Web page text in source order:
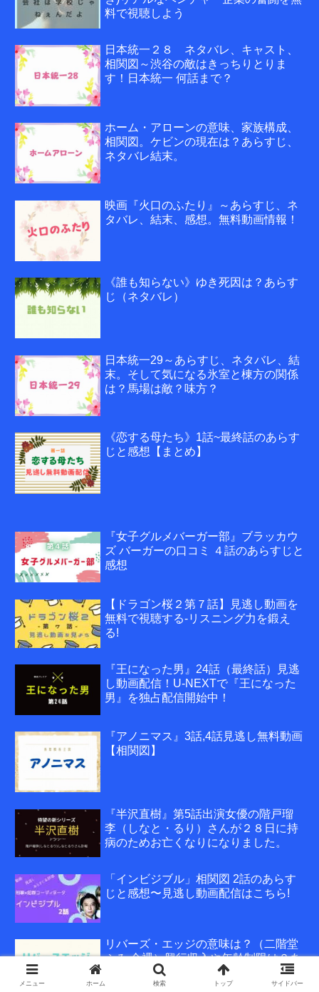
料で視聴しよう
日本統一２８ ネタバレ、キャスト、
相関図～渋谷の敵はきっちりとりま
す！日本統一 何話まで？
ホーム・アローンの意味、家族構成、
相関図。ケビンの現在は？あらすじ、
ネタバレ結末。
映画『火口のふたり』～あらすじ、ネ
タバレ、結末、感想。無料動画情報！
《誰も知らない》ゆき死因は？あらす
じ（ネタバレ）
日本統一29～あらすじ、ネタバレ、結
末。そして気になる氷室と棟方の関係
は？馬場は敵？味方？
《恋する母たち》1話~最終話のあらす
じと感想【まとめ】
『女子グルメバーガー部』ブラッカウ
ズ バーガーの口コミ ４話のあらすじと
感想
【ドラゴン桜２第７話】見逃し動画を
無料で視聴する-リスニング力を鍛え
る!
『王になった男』24話（最終話）見逃
し動画配信！U-NEXTで『王になった
男』を独占配信開始中！
『アノニマス』3話,4話見逃し無料動画
【相関図】
『半沢直樹』第5話出演女優の階戸瑠
李（しなと・るり）さんが２８日に持
病のためお亡くなりになりました。
「インビジブル」相関図 2話のあらす
じと感想〜見逃し動画配信はこちら!
リバーズ・エッジの意味は？（二階堂
ふみ 全裸）興行収入や年齢制限は？あ
らすじ結末！
メニュー ホーム 検索 トップ サイドバー